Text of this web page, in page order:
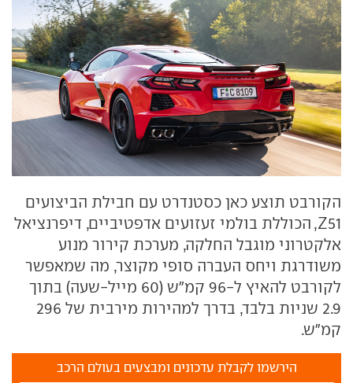
הקורבט תוצע כאן כסטנדרט עם חבילת הביצועים
Z51, הכוללת בולמי זעזועים אדפטיביים, דיפרנציאל
אלקטרוני מוגבל החלקה, מערכת קירור מנוע
משודרגת ויחס העברה סופי מקוצר, מה שמאפשר
לקורבט להאיץ ל-96 קמ"ש (60 מייל-שעה) בתוך
2.9 שניות בלבד, בדרך למהירות מירבית של 296
קמ"ש.
הירשמו לקבלת עדכונים ומבצעים בעולם הרכב